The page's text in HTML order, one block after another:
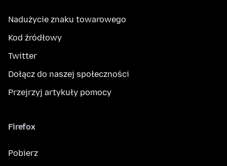
Nadużycie znaku towarowego
Kod źródłowy
Twitter
Dołącz do naszej społeczności
Przejrzyj artykuły pomocy
Firefox
Pobierz